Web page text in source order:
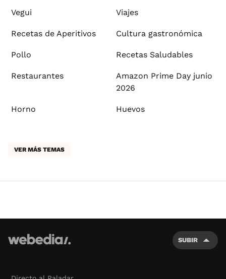
Vegui Viajes
Recetas de Aperitivos Cultura gastronómica
Pollo Recetas Saludables
Restaurantes
Amazon Prime Day junio
2026
Horno Huevos
VER MÁS TEMAS
SUBIR